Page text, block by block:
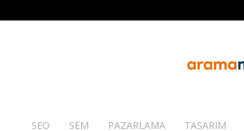
SEO SEM PAZARLAMA TASARIM